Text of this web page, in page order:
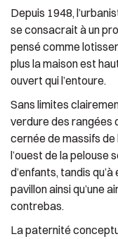
Depuis 1948,
se consacrait à un
pensé comme
plus la maison est
ouvert qui l’entoure.
Sans limites
verdure des rangées
cernée de massifs de
l’ouest de la pelouse
d’enfants, tandis
pavillon ainsi qu’une
contrebas.
La paternité